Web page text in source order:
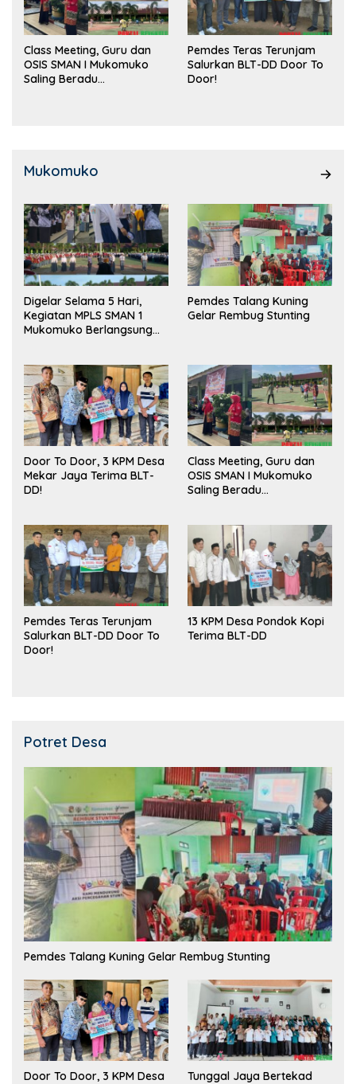
Class Meeting, Guru dan
OSIS SMAN I Mukomuko
Saling Beradu
Pemdes Teras Terunjam
Salurkan BLT-DD Door To
Door!
Mukomuko
Digelar Selama 5 Hari,
Kegiatan MPLS SMAN 1
Mukomuko Berlangsung
Pemdes Talang Kuning
Gelar Rembug Stunting
Door To Door, 3 KPM Desa
Mekar Jaya Terima BLT-
DD!
Class Meeting, Guru dan
OSIS SMAN I Mukomuko
Saling Beradu
Pemdes Teras Terunjam
Salurkan BLT-DD Door To
Door!
13 KPM Desa Pondok Kopi
Terima BLT-DD
Potret Desa
Pemdes Talang Kuning Gelar Rembug Stunting
Door To Door, 3 KPM Desa
Tunggal Jaya Bertekad